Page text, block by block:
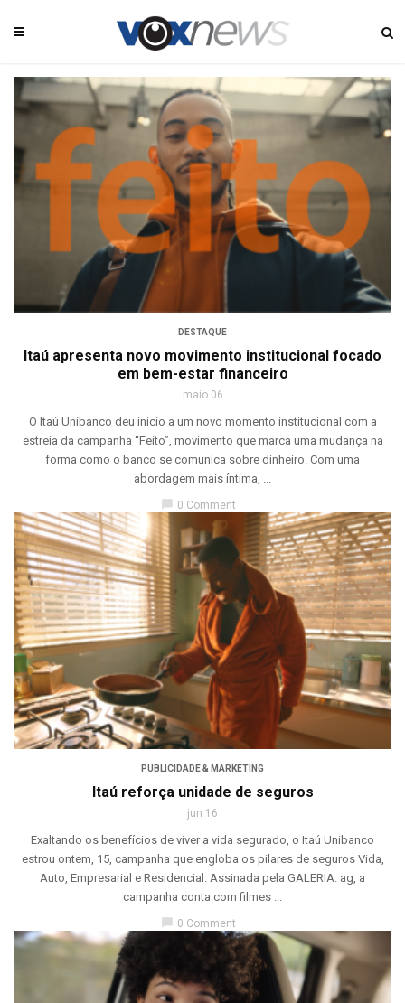
DESTAQUE
Itaú apresenta novo movimento institucional focado
em bem-estar financeiro
maio 06
O Itaú Unibanco deu início a um novo momento institucional com a
estreia da campanha “Feito”, movimento que marca uma mudança na
forma como o banco se comunica sobre dinheiro. Com uma
abordagem mais íntima, ...
chat_bubble 0 Comment
PUBLICIDADE & MARKETING
Itaú reforça unidade de seguros
jun 16
Exaltando os benefícios de viver a vida segurado, o Itaú Unibanco
estrou ontem, 15, campanha que engloba os pilares de seguros Vida,
Auto, Empresarial e Residencial. Assinada pela GALERIA. ag, a
campanha conta com filmes ...
0 Comment